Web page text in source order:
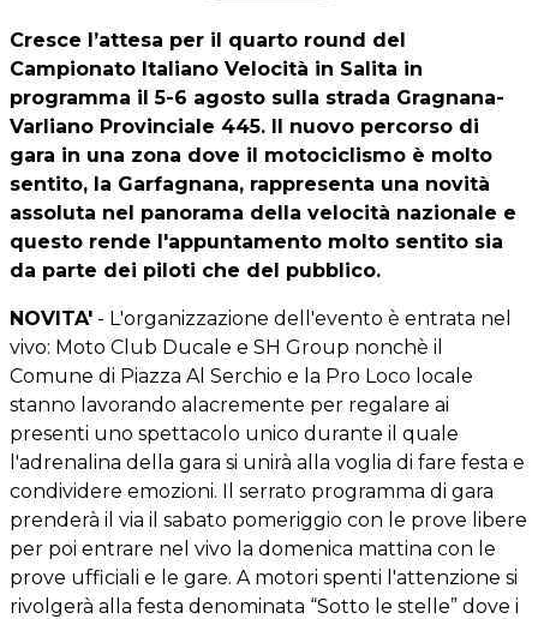
Cresce l’attesa per il quarto round del
Campionato Italiano Velocità in Salita in
programma il 5-6 agosto sulla strada Gragnana-
Varliano Provinciale 445. Il nuovo percorso di
gara in una zona dove il motociclismo è molto
sentito, la Garfagnana, rappresenta una novità
assoluta nel panorama della velocità nazionale e
questo rende l'appuntamento molto sentito sia
da parte dei piloti che del pubblico.
NOVITA' - L'organizzazione dell'evento è entrata nel
vivo: Moto Club Ducale e SH Group nonchè il
Comune di Piazza Al Serchio e la Pro Loco locale
stanno lavorando alacremente per regalare ai
presenti uno spettacolo unico durante il quale
l'adrenalina della gara si unirà alla voglia di fare festa e
condividere emozioni. Il serrato programma di gara
prenderà il via il sabato pomeriggio con le prove libere
per poi entrare nel vivo la domenica mattina con le
prove ufficiali e le gare. A motori spenti l'attenzione si
rivolgerà alla festa denominata “Sotto le stelle” dove i